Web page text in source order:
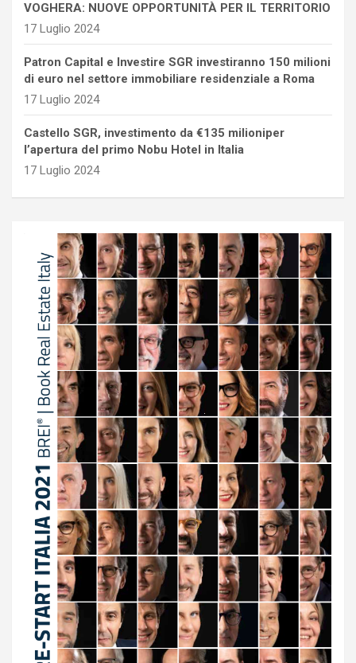
VOGHERA: NUOVE OPPORTUNITÀ PER IL TERRITORIO
17 Luglio 2024
Patron Capital e Investire SGR investiranno 150 milioni
di euro nel settore immobiliare residenziale a Roma
17 Luglio 2024
Castello SGR, investimento da €135 milioniper
l’apertura del primo Nobu Hotel in Italia
17 Luglio 2024